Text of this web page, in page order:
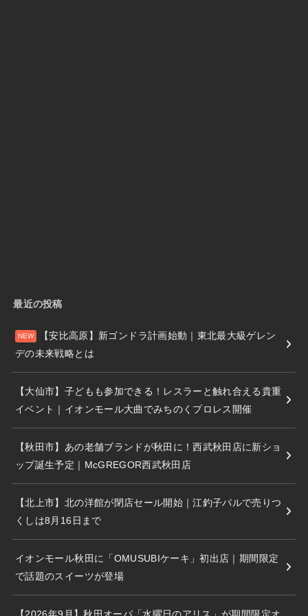
最近の投稿
【安比高原】新ゴンドラ計画始動｜東北最大級ゲレン
デの未来戦略とは
【大仙市】子どもも参加できる！レスラーと触れ合える貴重
イベント｜イオンモール大曲でみちのくプロレス開催
【秋田市】あの老舗ブランドが秋田に！西武秋田店に新ショ
ップ誕生予定｜McGREGOR西武秋田店
【北上市】北の洋館が閉店セール開始｜江釣子パルで売りつ
くしは8月16日まで
イオンモール秋田に「OMUSUBIケーキ」初出店｜期間限定
で話題のスイーツが登場
【2026年9月】秋田オーパ「水曜日のアリス」が期間限定オ